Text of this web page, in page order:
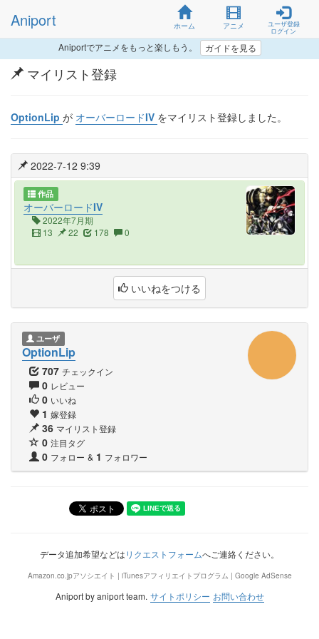
Aniport ホーム アニメ
ユーザ登録
ログイン
Aniportでアニメをもっと楽しもう。 ガイドを見る
マイリスト登録
OptionLip が オーバーロードIV をマイリスト登録しました。
2022-7-12 9:39
作品
オーバーロードIV
2022年7月期
13
22 178 0
いいねをつける
ユーザ
OptionLip
707 チェックイン
0 レビュー
0 いいね
1 嫁登録
36 マイリスト登録
0 注目タグ
0 フォロー & 1 フォロワー
データ追加希望などはリクエストフォームへご連絡ください。
Amazon.co.jpアソシエイト | iTunesアフィリエイトプログラム | Google AdSense
Aniport by aniport team. サイトポリシー お問い合わせ